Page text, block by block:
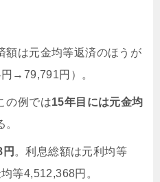
額は元金均等返済のほうが
円→79,791円）。
の例では15年目には元金均
。
。利息総額は元利均等
等4,512,368円。